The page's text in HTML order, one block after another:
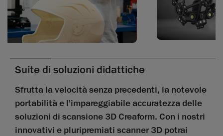
Suite di soluzioni didattiche
Sfrutta la velocità senza precedenti, la notevole
portabilità e l'impareggiabile accuratezza delle
soluzioni di scansione 3D Creaform. Con i nostri
innovativi e pluripremiati scanner 3D potrai